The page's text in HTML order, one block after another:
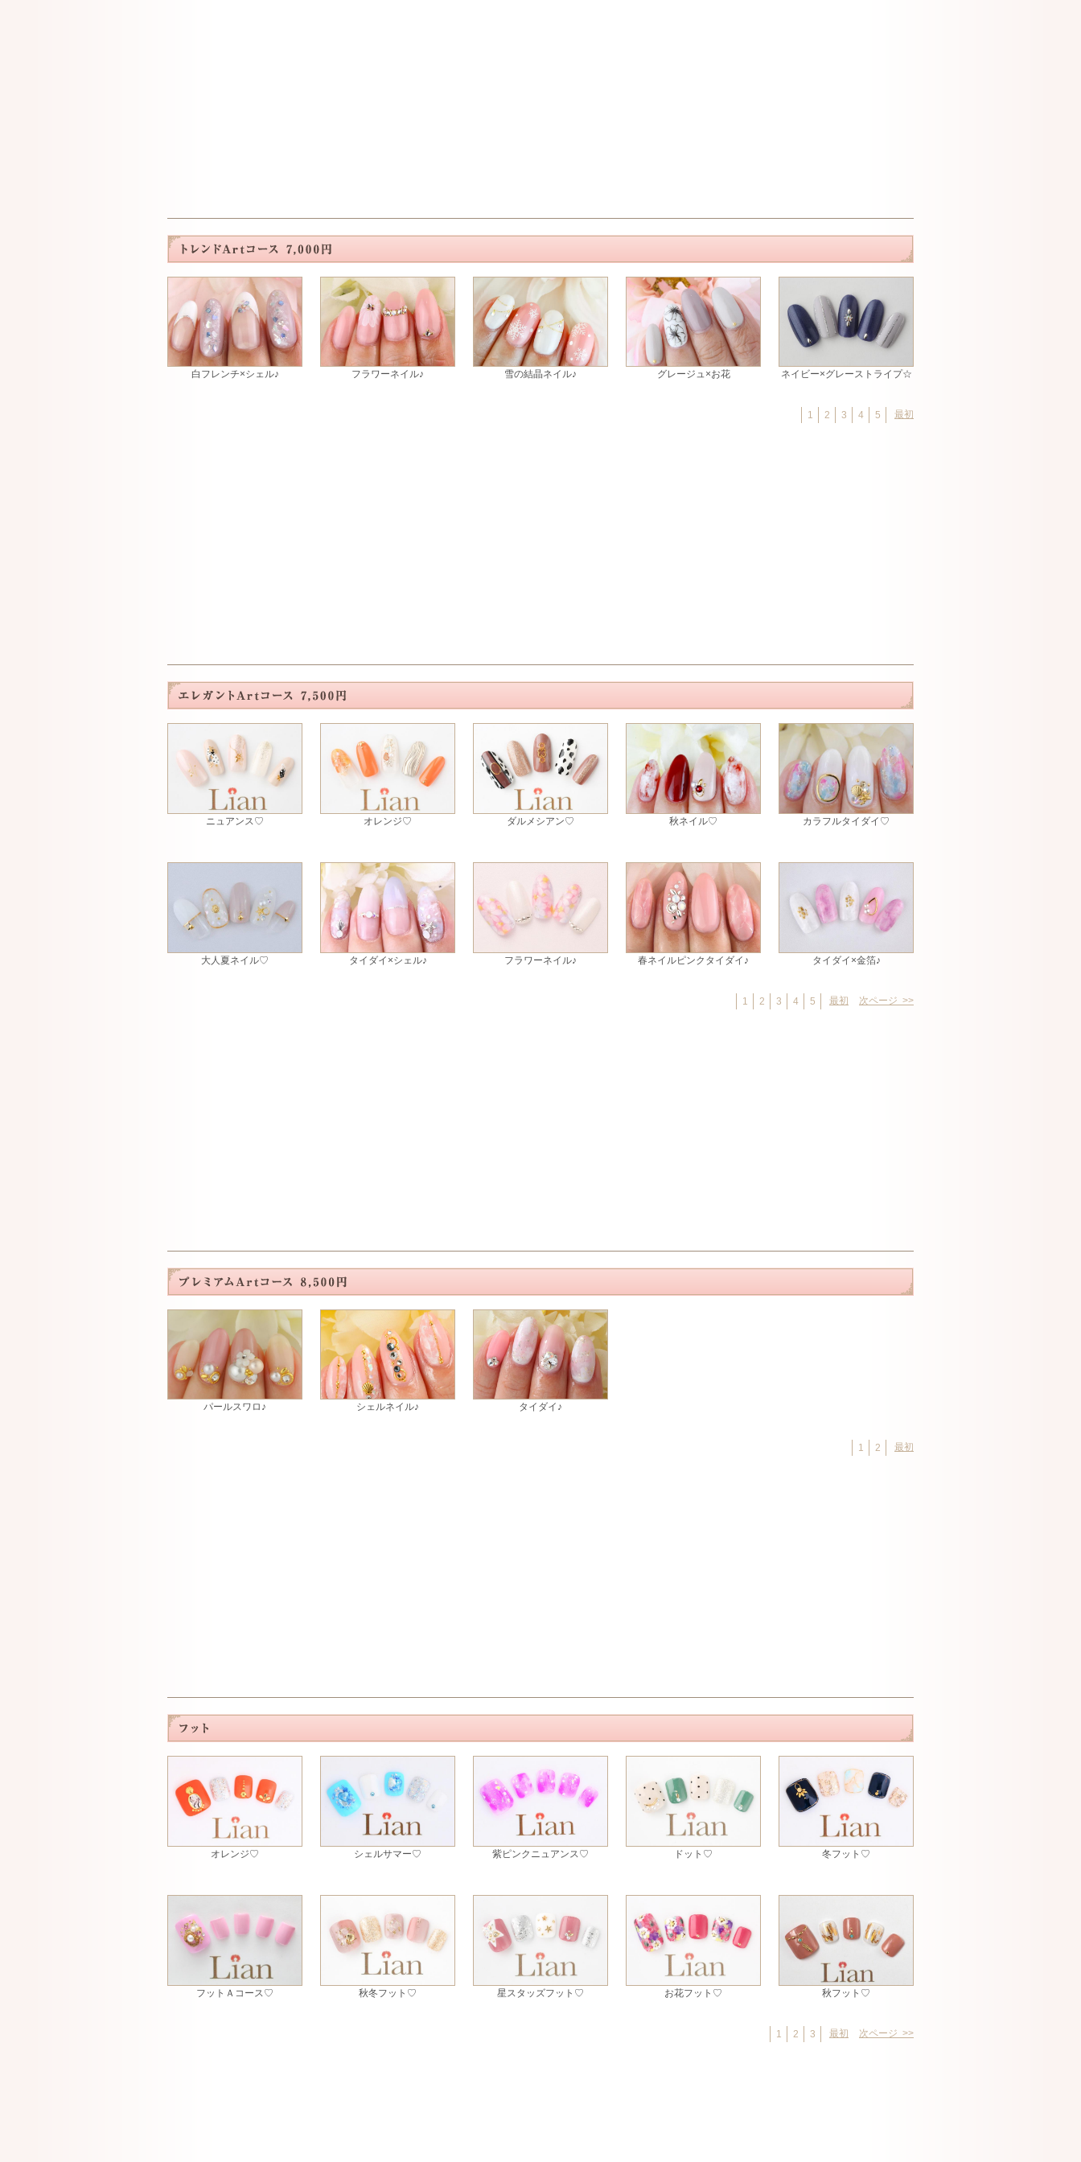
白フレンチ×シェル♪ フラワーネイル♪ 雪の結晶ネイル♪ グレージュ×お花 ネイビー×グレーストライプ☆
最初
1 2 3 4 5
ニュアンス♡ オレンジ♡ ダルメシアン♡ 秋ネイル♡ カラフルタイダイ♡
大人夏ネイル♡ タイダイ×シェル♪ フラワーネイル♪ 春ネイルピンクタイダイ♪ タイダイ×金箔♪
最初 次ページ >>
1 2 3 4 5
パールスワロ♪ シェルネイル♪ タイダイ♪
最初
1 2
オレンジ♡ シェルサマー♡ 紫ピンクニュアンス♡ ドット♡ 冬フット♡
フットＡコース♡ 秋冬フット♡ 星スタッズフット♡ お花フット♡ 秋フット♡
最初 次ページ >>
1 2 3